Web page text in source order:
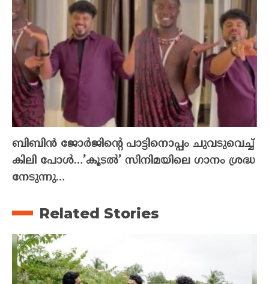
ബിബിൻ ജോർജിന്റെ പാട്ടിനൊപ്പം ചുവടുവെച്ച്
കിലി പോൾ…’കൂടൽ’ സിനിമയിലെ ഗാനം ശ്രദ്ധ
നേടുന്നു…
Related Stories